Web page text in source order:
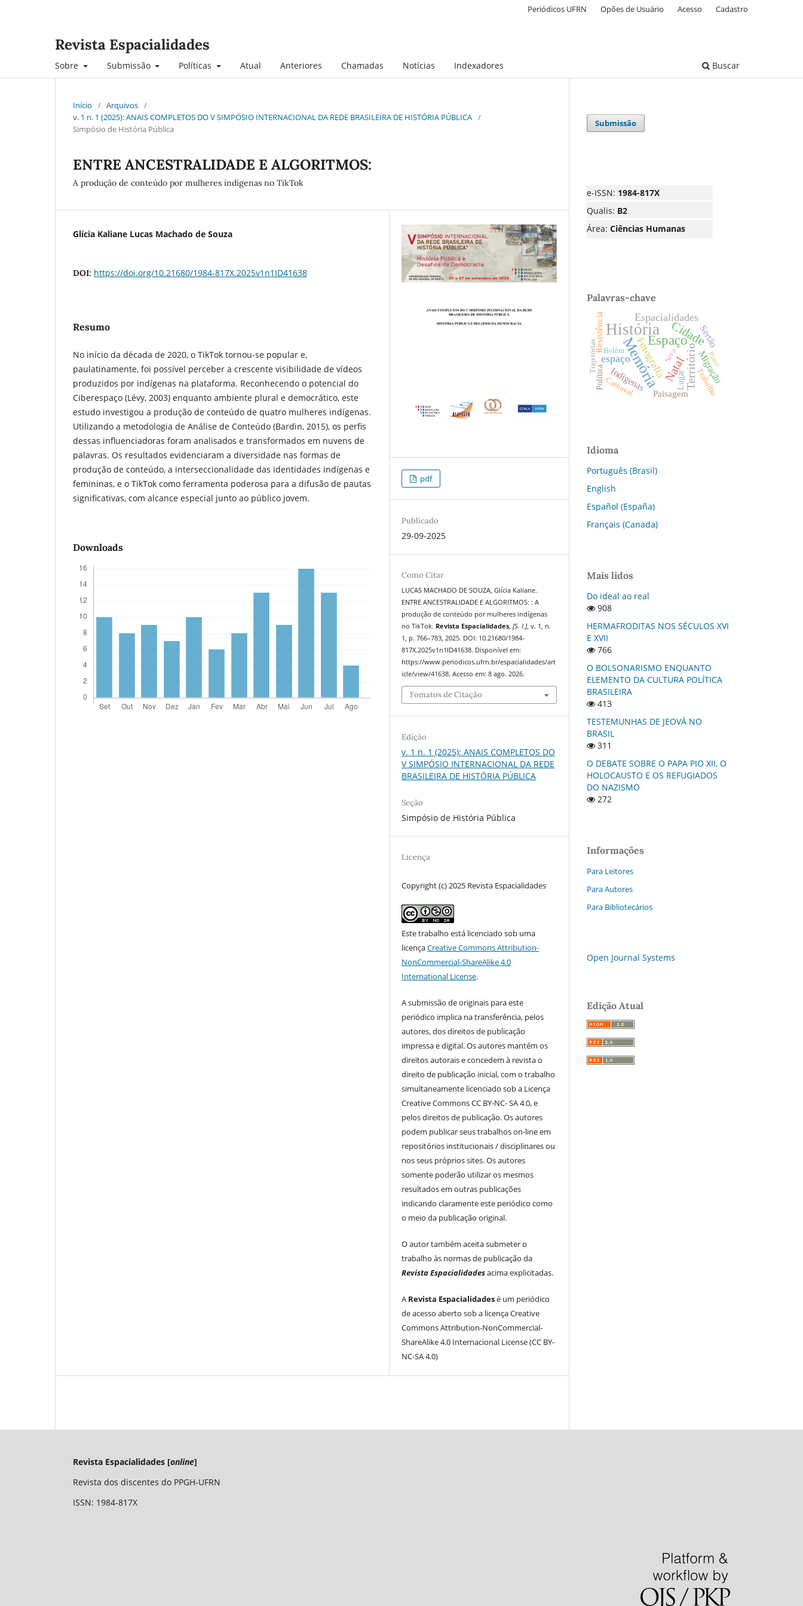
Revista Espacialidades
Sobre Submissão Políticas Atual Anteriores Chamadas Notícias Indexadores Buscar
Periódicos UFRN Opões de Usuário Acesso Cadastro
Início / Arquivos /
v. 1 n. 1 (2025): ANAIS COMPLETOS DO V SIMPÓSIO INTERNACIONAL DA REDE BRASILEIRA DE HISTÓRIA PÚBLICA /
Simpósio de História Pública
ENTRE ANCESTRALIDADE E ALGORITMOS:
A produção de conteúdo por mulheres indígenas no TikTok
Glícia Kaliane Lucas Machado de Souza
DOI: https://doi.org/10.21680/1984-817X.2025v1n1ID41638
Resumo
No início da década de 2020, o TikTok tornou-se popular e,
paulatinamente, foi possível perceber a crescente visibilidade de vídeos
produzidos por indígenas na plataforma. Reconhecendo o potencial do
Ciberespaço (Lévy, 2003) enquanto ambiente plural e democrático, este
estudo investigou a produção de conteúdo de quatro mulheres indígenas.
Utilizando a metodologia de Análise de Conteúdo (Bardin, 2015), os perfis
dessas influenciadoras foram analisados e transformados em nuvens de
palavras. Os resultados evidenciaram a diversidade nas formas de
produção de conteúdo, a interseccionalidade das identidades indígenas e
femininas, e o TikTok como ferramenta poderosa para a difusão de pautas
significativas, com alcance especial junto ao público jovem.
Downloads
pdf
Publicado
29-09-2025
Como Citar
LUCAS MACHADO DE SOUZA, Glícia Kaliane.
ENTRE ANCESTRALIDADE E ALGORITMOS: : A
produção de conteúdo por mulheres indígenas
no TikTok. Revista Espacialidades ,[S. l.], v. 1, n.
1, p. 766–783, 2025. DOI: 10.21680/1984-
817X.2025v1n1ID41638. Disponível em:
https://www.periodicos.ufrn.br/espacialidades/art
icle/view/41638. Acesso em: 8 ago. 2026.
Fomatos de Citação
Edição
v. 1 n. 1 (2025): ANAIS COMPLETOS DO
V SIMPÓSIO INTERNACIONAL DA REDE
BRASILEIRA DE HISTÓRIA PÚBLICA
Seção
Simpósio de História Pública
Licença
Copyright (c) 2025 Revista Espacialidades
Este trabalho está licenciado sob uma
licençaCreative Commons Attribution-
NonCommercial-ShareAlike 4.0
International License.
A submissão de originais para este
periódico implica na transferência, pelos
autores, dos direitos de publicação
impressa e digital. Os autores mantém os
direitos autorais e concedem à revista o
direito de publicação inicial, com o trabalho
simultaneamente licenciado sob a Licença
Creative Commons CC BY-NC- SA 4.0, e
pelos direitos de publicação. Os autores
podem publicar seus trabalhos on-line em
repositórios institucionais / disciplinares ou
nos seus próprios sites. Os autores
somente poderão utilizar os mesmos
resultados em outras publicações
indicando claramente este periódico como
o meio da publicação original.
O autor também aceita submeter o
trabalho às normas de publicação da
Revista Espacialidadesacima explicitadas.
A Revista Espacialidadesé um periódico
de acesso aberto sob a licença Creative
Commons Attribution-NonCommercial-
ShareAlike 4.0 Internacional License (CC BY-
NC-SA 4.0)
Submissão
e-ISSN: 1984-817X
Qualis: B2
Área: Ciências Humanas
Palavras-chave
História
MemóriaEspaçoCidade
Território
Natal
Espacialidades
Fotografia
espaço Migração
Sertão
Indígenas
Resistência
Paisagem Trabalho
Seca
PolíticaCarnaval Lugar
Trajetórias Piauí
Belém
Idioma
Português (Brasil)
English
Español (España)
Français (Canada)
Mais lidos
Do ideal ao real
908
HERMAFRODITAS NOS SÉCULOS XVI
E XVII
766
O BOLSONARISMO ENQUANTO
ELEMENTO DA CULTURA POLÍTICA
BRASILEIRA
413
TESTEMUNHAS DE JEOVÁ NO
BRASIL
311
O DEBATE SOBRE O PAPA PIO XII, O
HOLOCAUSTO E OS REFUGIADOS
DO NAZISMO
272
Informações
Para Leitores
Para Autores
Para Bibliotecários
Open Journal Systems
Edição Atual
Revista Espacialidades [online]
Revista dos discentes do PPGH-UFRN
ISSN: 1984-817X